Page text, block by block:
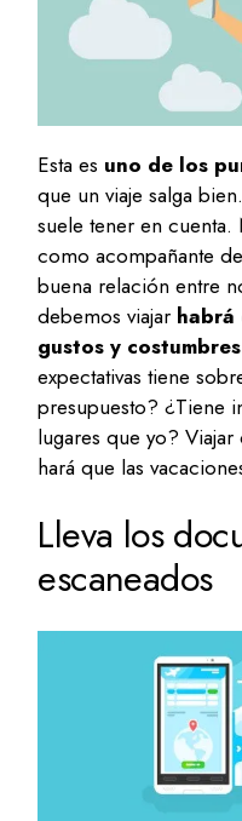
Esta es uno de los
que un viaje salga
suele tener en
como acompañante
buena relación entre
debemos viajar habrá
gustos y
expectativas tiene
presupuesto? ¿Tiene
lugares que yo?
hará que las
Lleva los
escaneados